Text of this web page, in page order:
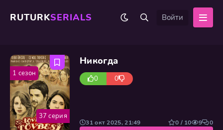
RUTURKSERIALS Войти
Никогда
0 0
31 окт 2025, 21:49 0 / 10 9 0
37 серия
1 сезон